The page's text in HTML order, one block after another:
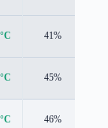
41%
45%
46%